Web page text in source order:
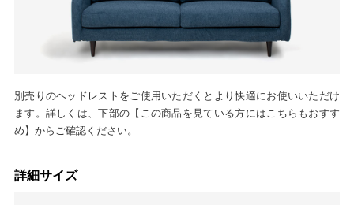
別売りのヘッドレストをご使用いただくとより快適にお使いいただけ
ます。詳しくは、下部の【この商品を見ている方にはこちらもおすす
め】からご確認ください。
詳細サイズ